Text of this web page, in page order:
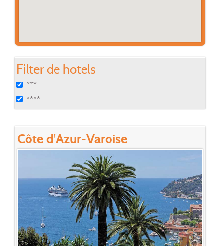
Filter de hotels
***
****
Côte d'Azur-Varoise